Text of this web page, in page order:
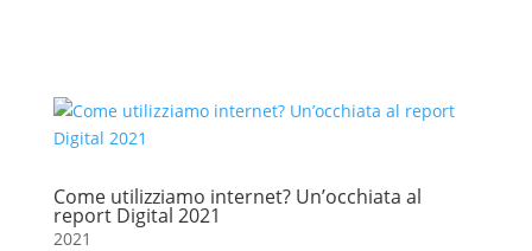
Come utilizziamo internet? Un’occhiata al
report Digital 2021
2021